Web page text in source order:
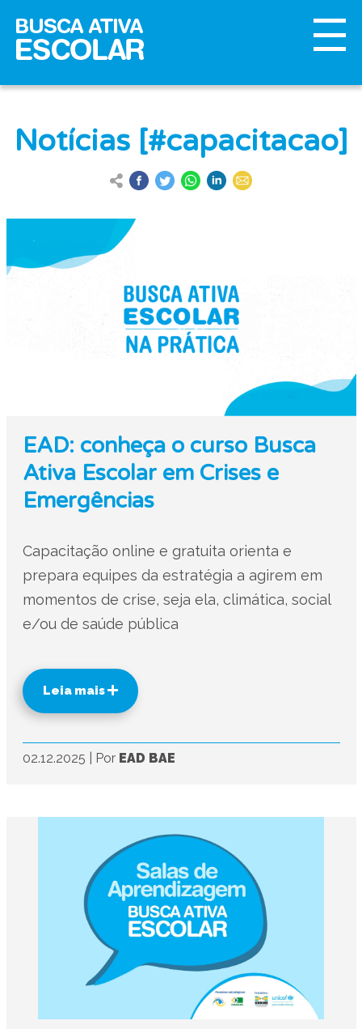
Notícias [#capacitacao]
EAD: conheça o curso Busca
Ativa Escolar em Crises e
Emergências
Capacitação online e gratuita orienta e
prepara equipes da estratégia a agirem em
momentos de crise, seja ela, climática, social
e/ou de saúde pública
Leia mais
02.12.2025 Por EAD BAE